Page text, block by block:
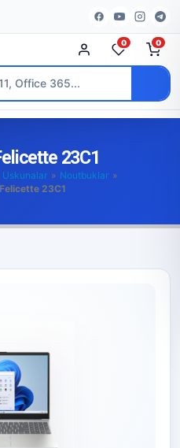
0 0
23C1
Uskunalar » Noutbuklar »
23C1